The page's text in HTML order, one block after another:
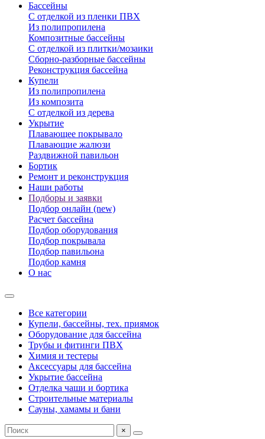
Бассейны
С отделкой из пленки ПВХ
Из полипропилена
Композитные бассейны
С отделкой из плитки/мозаики
Сборно-разборные бассейны
Реконструкция бассейна
Купели
Из полипропилена
Из композита
С отделкой из дерева
Укрытие
Плавающее покрывало
Плавающие жалюзи
Раздвижной павильон
Бортик
Ремонт и реконструкция
Наши работы
Подборы и заявки
Подбор онлайн (new)
Расчет бассейна
Подбор оборудования
Подбор покрывала
Подбор павильона
Подбор камня
О нас
Все категории
Купели, бассейны, тех. приямок
Оборудование для бассейна
Трубы и фитинги ПВХ
Химия и тестеры
Аксессуары для бассейна
Укрытие бассейна
Отделка чаши и бортика
Строительные материалы
Сауны, хамамы и бани
×